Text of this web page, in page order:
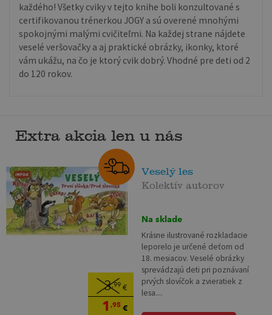
každého! Všetky cviky v tejto knihe boli konzultované s
certifikovanou trénerkou JOGY a sú overené mnohými
spokojnými malými cvičiteľmi. Na každej strane nájdete
veselé veršovačky a aj praktické obrázky, ikonky, ktoré
vám ukážu, na čo je ktorý cvik dobrý. Vhodné pre deti od 2
do 120 rokov.
Extra akcia len u nás
3,99 €
1 ,95€
Veselý les
Kolektív autorov
Na sklade
Krásne ilustrované rozkladacie
leporelo je určené deťom od
18. mesiacov. Veselé obrázky
sprevádzajú deti pri poznávaní
prvých slovíčok a zvieratiek z
lesa....